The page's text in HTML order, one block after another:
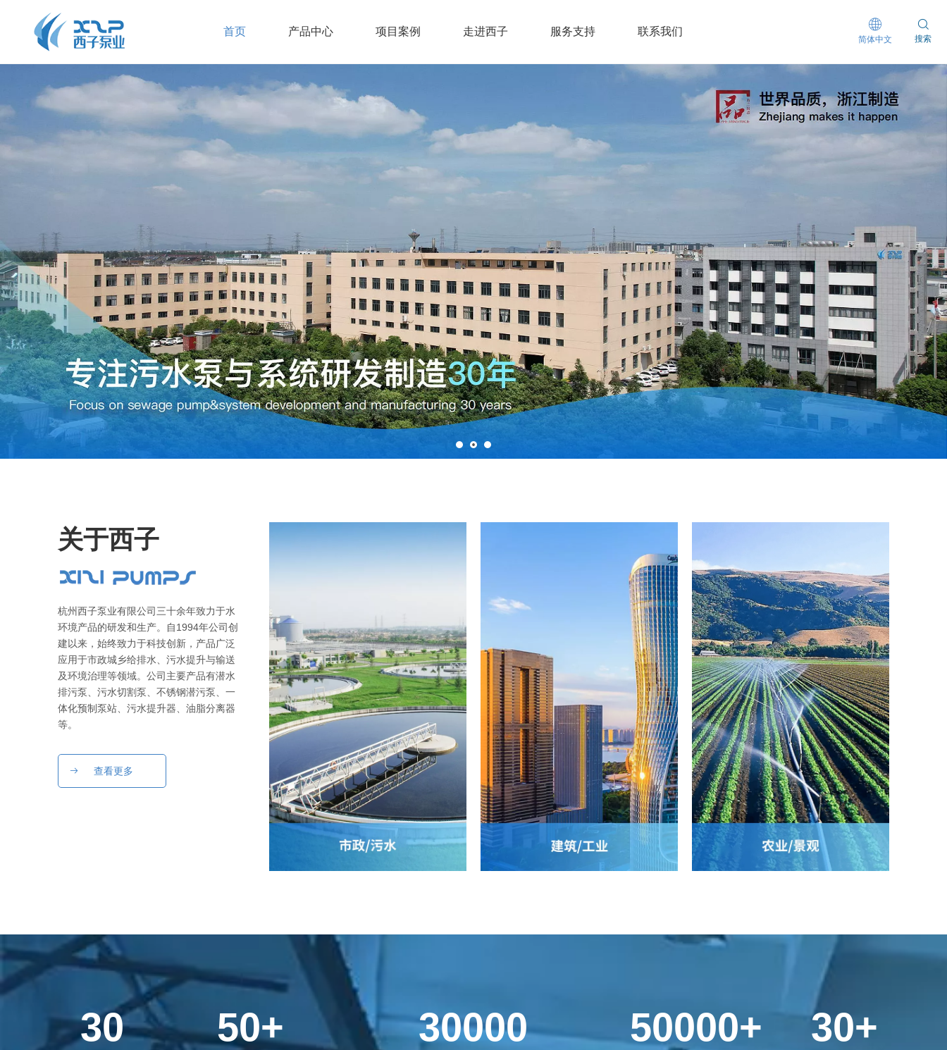
首页 产品中心 项目案例 走进西子 服务支持 联系我们
简体中文 搜索
关于西子
杭州西子泵业有限公司三十余年致力于水
环境产品的研发和生产。自1994年公司创
建以来，始终致力于科技创新，产品广泛
应用于市政城乡给排水、污水提升与输送
及环境治理等领域。公司主要产品有潜水
排污泵、污水切割泵、不锈钢潜污泵、一
体化预制泵站、污水提升器、油脂分离器
等。
查看更多
30 50+ 30000 50000+ 30+